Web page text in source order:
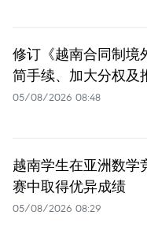
修订《越南合同制境
简手续、加大分权及
05/08/2026 08:48
越南学生在亚洲数学
赛中取得优异成绩
05/08/2026 08:29